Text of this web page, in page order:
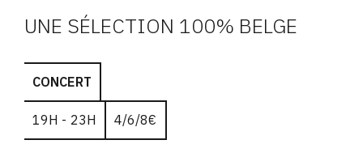
UNE SÉLECTION 100% BELGE
CONCERT
19H - 23H 4/6/8€